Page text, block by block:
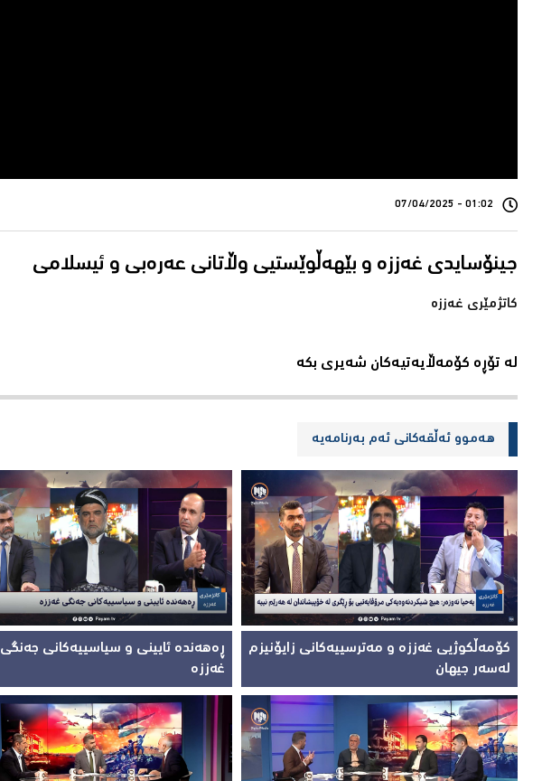
01:02 - 07/04/2025
کاتژمێری غەززە
لە تۆڕە کۆمەڵایەتیەکان شەیری بکە
هەموو ئەڵقەکانی ئەم بەرنامەیە
کۆمەڵکوژیی غەززە و مەترسییەکانی زایۆنیزم
لەسەر جیهان
ڕەهەندە ئایینی و سیاسییەکانی جەنگی
غەززە